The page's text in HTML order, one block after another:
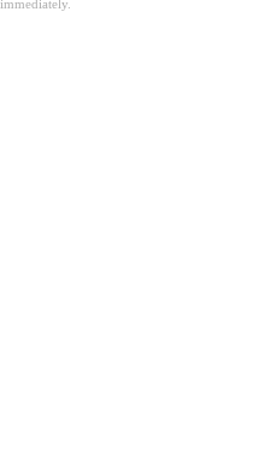
immediately.